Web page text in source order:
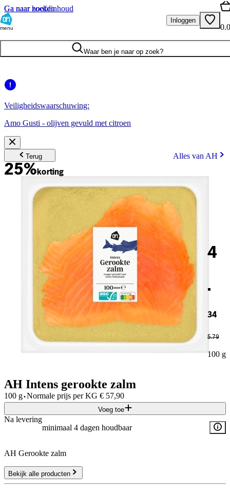
Ga naar hoofdinhoud
Ga naar zoeken
menu
Inloggen
Waar ben je naar op zoek?
Veiligheidswaarschuwing:
Amo Gusti - olijven gevuld met citroen
Terug Alles van AH
25%korting
4
.
34
5.79
100 g
AH Intens gerookte zalm
100 g·Normale prijs per KG € 57,90
Voeg toe
Na levering
minimaal 4 dagen houdbaar
AH Gerookte zalm
Bekijk alle producten